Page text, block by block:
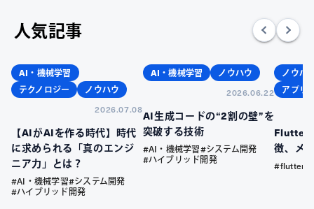
人気記事
AI・機械学習
テクノロジー
ノウハウ
2026.07.08
【AIがAIを作る時代】時代
に求められる「真のエンジ
ニア力」とは？
#AI・機械学習#システム開発
#ハイブリッド開発
AI・機械学習 ノウハウ
2026.06.22
AI生成コードの“2割の壁”を
突破する技術
#AI・機械学習#システム開発
#ハイブリッド開発
ノウハ
アプリ
Flutter
徴、メ
#flutter